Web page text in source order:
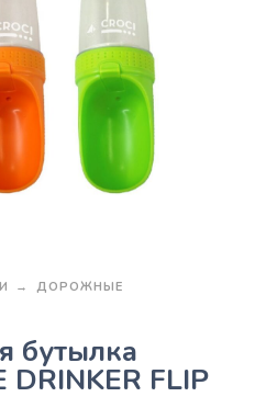
ДОРОЖНЫЕ
бутылка
DRINKER FLIP